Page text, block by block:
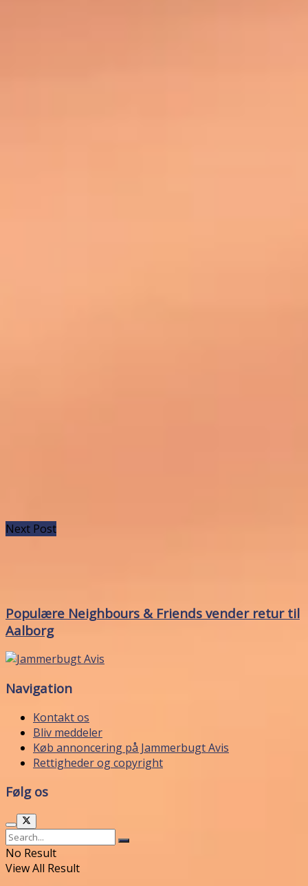
Next Post
Populære Neighbours & Friends vender retur til
Aalborg
Navigation
Kontakt os
Bliv meddeler
Køb annoncering på Jammerbugt Avis
Rettigheder og copyright
Følg os
No Result
View All Result